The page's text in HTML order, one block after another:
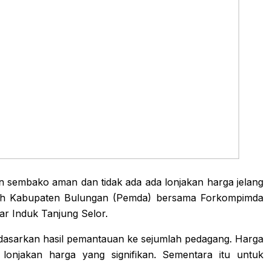
sembako aman dan tidak ada ada lonjakan harga jelang
Kabupaten Bulungan (Pemda) bersama Forkompimda
Induk Tanjung Selor.
hasil pemantauan ke sejumlah pedagang. Harga
harga yang signifikan. Sementara itu untuk